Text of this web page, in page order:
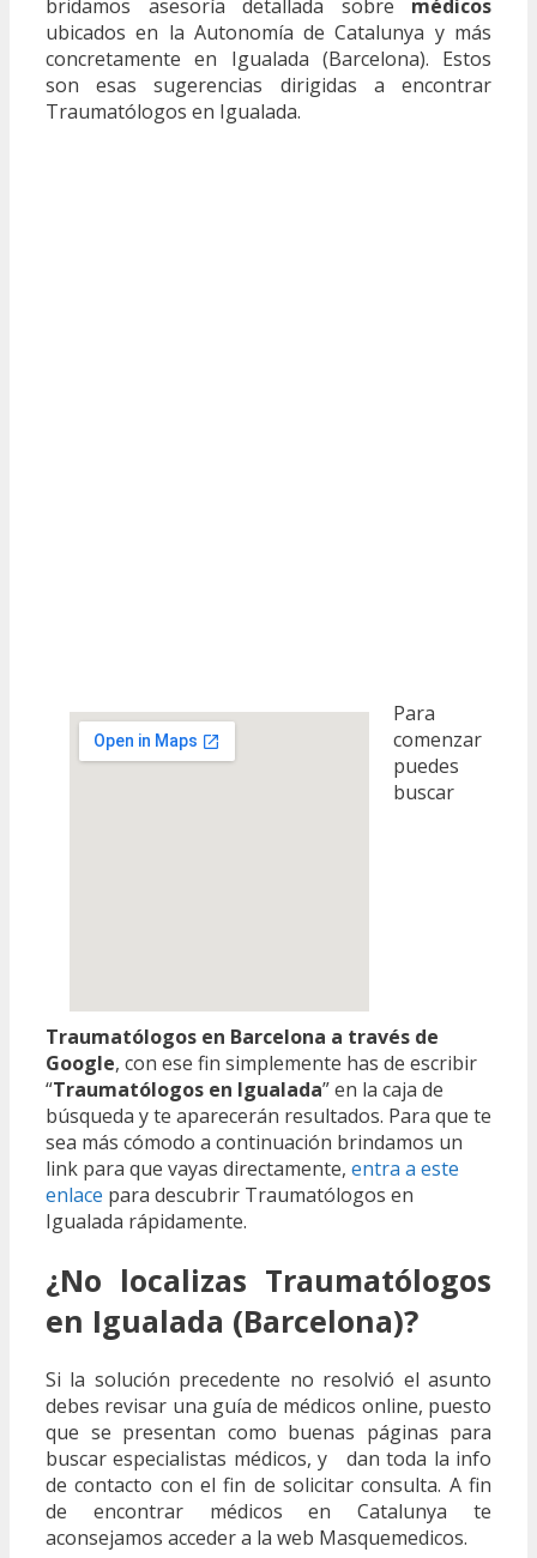
bridamos asesoría detallada sobre médicos
ubicados en la Autonomía de Catalunya y más
concretamente en Igualada (Barcelona). Estos
son esas sugerencias dirigidas a encontrar
Traumatólogos en Igualada.
Para
comenzar
puedes
buscar
Traumatólogos en Barcelona a través de
Google, con ese fin simplemente has de escribir
“Traumatólogos en Igualada” en la caja de
búsqueda y te aparecerán resultados. Para que te
sea más cómodo a continuación brindamos un
link para que vayas directamente, entra a este
enlace para descubrir Traumatólogos en
Igualada rápidamente.
¿No localizas Traumatólogos
en Igualada (Barcelona)?
Si la solución precedente no resolvió el asunto
debes revisar una guía de médicos online, puesto
que se presentan como buenas páginas para
buscar especialistas médicos, y dan toda la info
de contacto con el fin de solicitar consulta. A fin
de encontrar médicos en Catalunya te
aconsejamos acceder a la web Masquemedicos.